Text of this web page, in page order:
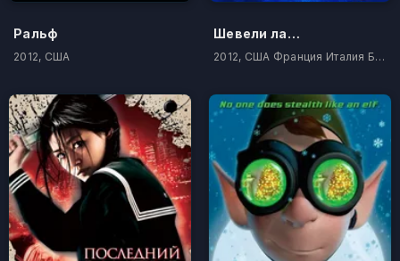
Ральф
2012, США
Шевели ластами 2
2012, США Франция Италия Бельгия